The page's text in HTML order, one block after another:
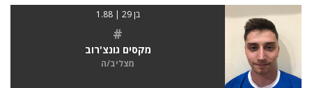
בן 29 | 1.88
#
מקסים גונצ'רוב
מצליב/ה